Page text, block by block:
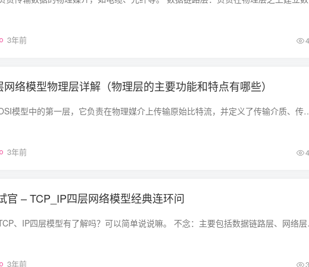
3年前
络模型物理层详解（物理层的主要功能和特点有哪些）
物理层是OSI模型中的第一层，它负责在物理媒介上传输原始比特流，并定义了传输
3年前
官 – TCP_IP四层网络模型经典连环问
面试官：TCP、IP四层模
3年前